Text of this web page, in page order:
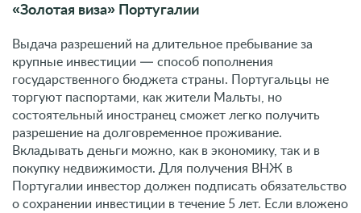
«Золотая виза» Португалии
Выдача разрешений на длительное пребывание за
крупные инвестиции — способ пополнения
государственного бюджета страны. Португальцы не
торгуют паспортами, как жители Мальты, но
состоятельный иностранец сможет легко получить
разрешение на долговременное проживание.
Вкладывать деньги можно, как в экономику, так и в
покупку недвижимости. Для получения ВНЖ в
Португалии инвестор должен подписать обязательство
о сохранении инвестиции в течение 5 лет. Если вложено